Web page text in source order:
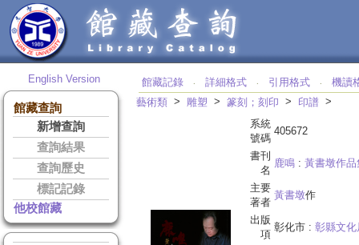
English Version
館藏查詢
新增查詢
查詢結果
查詢歷史
標記記錄
他校館藏
館藏記錄 ‧ 詳細格式 ‧ 引用格式 ‧
機讀
藝術類 > 雕塑 > 篆刻；刻印 > 印譜 >
系統
號碼
405672
書刊
名
鹿鳴 : 黃書墩作品
主要
著者
黃書墩作
出版
項
彰化市 : 彰縣文化